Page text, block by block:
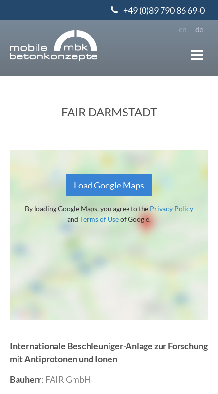
+49 (0)89 790 86 69-0
en de
FAIR DARMSTADT
Load Google Maps
By loading Google Maps, you agree to the Privacy Policy
and Terms of Useof Google.
Internationale Beschleuniger-Anlage zur Forschung
mit Antiprotonen und Ionen
Bauherr: FAIR GmbH